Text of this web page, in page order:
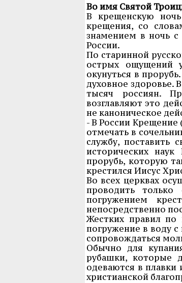
Во имя Святой
В крещенскую
крещения, со
знамением в ночь
России.
По старинной
острых ощущений
окунуться в
духовное здоровье.
тысяч россиян.
возглавляют это
не каноническое
- В России Крещение
отмечать в
службу, поставить
исторических
прорубь, которую
крестился Иисус
Во всех церквах
проводить
погружением
непосредственно
Жестких правил по
погружение в воду
сопровождаться
Обычно для
рубашки, которые
одеваются в плавки
христианской